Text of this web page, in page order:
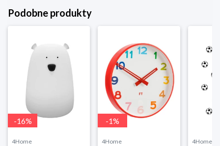
Podobne produkty
-16%
4Home
-1%
4Home 4Home